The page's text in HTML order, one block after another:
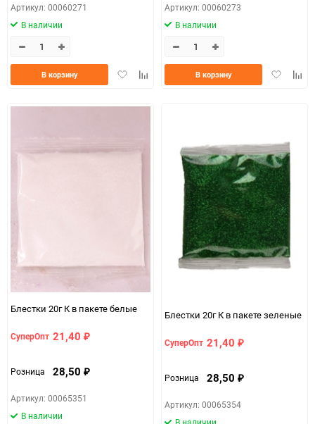
Артикул: 00060271
В наличии
ДобавитьДобавить
В корзину
Артикул: 00060273
В наличии
Добавить
В корзину
Блестки 20г К в пакете белые
СуперОпт 21,40 ₽
Розница 28,50 ₽
Артикул: 00065351
В наличии
Блестки 20г К в пакете зеленые
СуперОпт 21,40 ₽
Розница 28,50 ₽
Артикул: 00065354